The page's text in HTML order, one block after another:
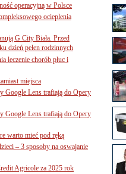
operacyjną w Polsce
ocieplenia
G City Biała. Przed
dzień pełen rodzinnych
leczenie chorób płuc i
miejsca
Google Lens trafiają do Opery
Google Lens trafiają do Opery
warto mieć pod ręką
– 3 sposoby na oswajanie
Agricole za 2025 rok